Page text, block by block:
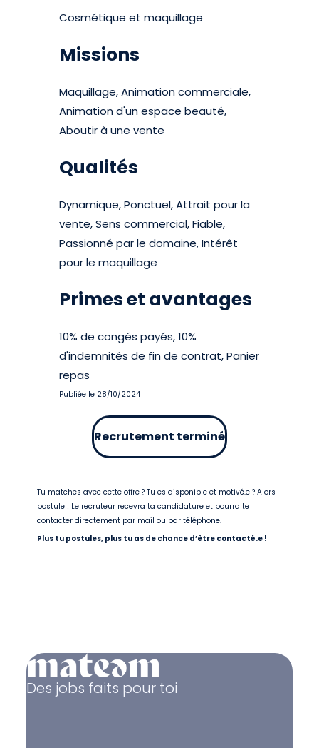
Cosmétique et maquillage
Missions
Maquillage, Animation commerciale,
Animation d'un espace beauté,
Aboutir à une vente
Qualités
Dynamique, Ponctuel, Attrait pour la
vente, Sens commercial, Fiable,
Passionné par le domaine, Intérêt
pour le maquillage
Primes et avantages
10% de congés payés, 10%
d'indemnités de fin de contrat, Panier
repas
Publiée le 28/10/2024
Recrutement terminé
Tu matches avec cette offre ? Tu es disponible et motivé.e ? Alors
postule ! Le recruteur recevra ta candidature et pourra te
contacter directement par mail ou par téléphone.
Plus tu postules, plus tu as de chance d’être contacté.e !
Des jobs faits pour toi